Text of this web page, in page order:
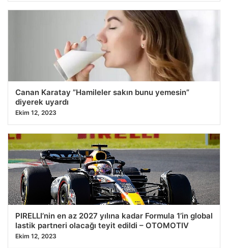
Canan Karatay ”Hamileler sakın bunu yemesin”
diyerek uyardı
Ekim 12, 2023
PIRELLI’nin en az 2027 yılına kadar Formula 1’in global
lastik partneri olacağı teyit edildi – OTOMOTIV
Ekim 12, 2023